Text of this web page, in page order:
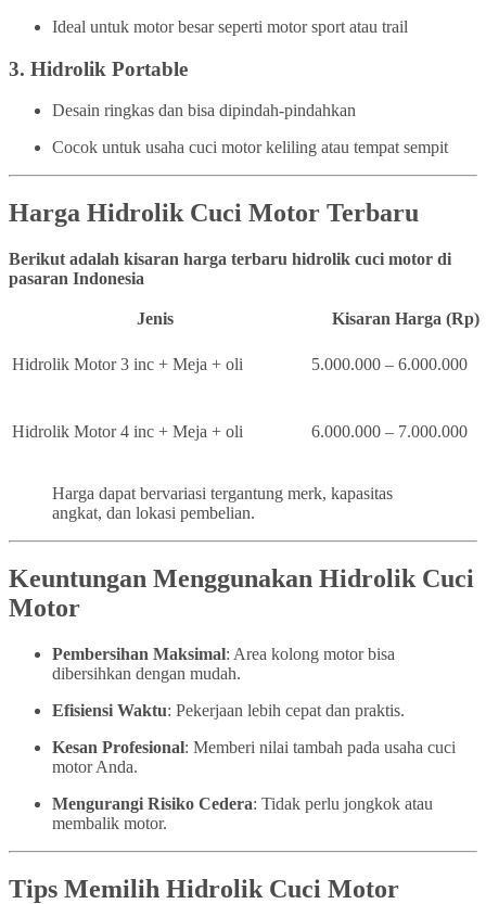
Ideal untuk motor besar seperti motor sport atau trail
3. Hidrolik Portable
Desain ringkas dan bisa dipindah-pindahkan
Cocok untuk usaha cuci motor keliling atau tempat sempit
Harga Hidrolik Cuci Motor Terbaru
Berikut adalah kisaran harga terbaru hidrolik cuci motor di
pasaran Indonesia
Jenis Kisaran Harga (Rp)
Hidrolik Motor 3 inc + Meja + oli 5.000.000 – 6.000.000
Hidrolik Motor 4 inc + Meja + oli 6.000.000 – 7.000.000
Harga dapat bervariasi tergantung merk, kapasitas
angkat, dan lokasi pembelian.
Keuntungan Menggunakan Hidrolik Cuci
Motor
Pembersihan Maksimal: Area kolong motor bisa
dibersihkan dengan mudah.
Efisiensi Waktu: Pekerjaan lebih cepat dan praktis.
Kesan Profesional: Memberi nilai tambah pada usaha cuci
motor Anda.
Mengurangi Risiko Cedera: Tidak perlu jongkok atau
membalik motor.
Tips Memilih Hidrolik Cuci Motor